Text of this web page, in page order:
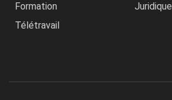
Formation
Juridique
Télétravail